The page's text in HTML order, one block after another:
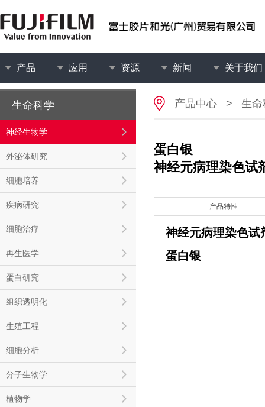
产品 应用 资源 新闻 关于我们
生命科学
神经生物学
外泌体研究
细胞培养
疾病研究
细胞治疗
再生医学
蛋白研究
组织透明化
生殖工程
细胞分析
分子生物学
植物学
产品中心 > 生命
蛋白银
神经元病理染色试
产品特性
神经元病理染色试
蛋白银